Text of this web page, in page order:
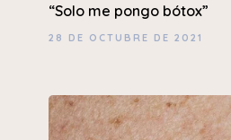
“Solo me pongo bótox”
28 DE OCTUBRE DE 2021